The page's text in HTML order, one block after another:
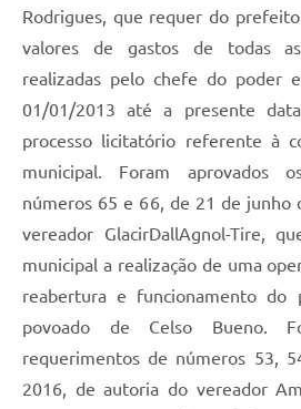
Rodrigues, que requer do
valores de gastos de todas
realizadas pelo chefe do poder
01/01/2013 até a presente
processo licitatório referente à
municipal. Foram aprovados
números 65 e 66, de 21 de junho
vereador GlacirDallAgnol-Tire,
municipal a realização de uma
reabertura e funcionamento do
povoado de Celso Bueno.
requerimentos de números 53,
2016, de autoria do vereador